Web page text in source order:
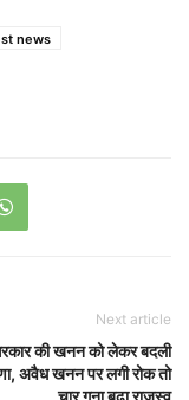
news
Next article
की खनन को लेकर बदली
अवैध खनन पर लगी रोक तो
चार गुना बढ़ा राजस्व